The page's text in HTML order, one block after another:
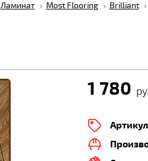
Ламинат Most Flooring Brilliant
1 780